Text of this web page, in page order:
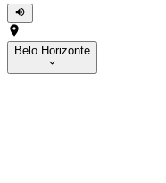
Belo Horizonte